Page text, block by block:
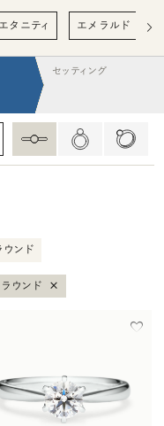
エタニティ エメラルド
セッティング
ウンド
ラウンド ×